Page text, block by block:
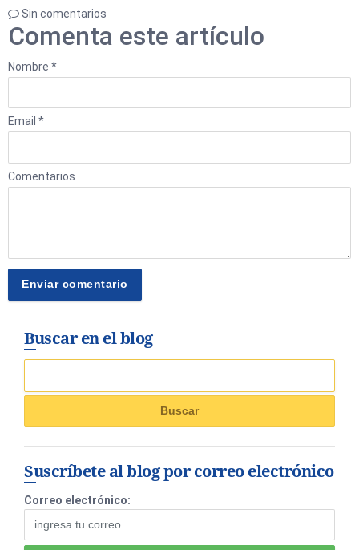
Sin comentarios
Comenta este artículo
Nombre *
Email *
Comentarios
Buscar en el blog
Suscríbete al blog por correo electrónico
Correo electrónico: